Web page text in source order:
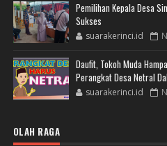
Pemilihan Kepala Desa
Sukses
suarakerinci.id
Daufit, Tokoh Muda
Perangkat Desa Netral
suarakerinci.id
OLAH RAGA